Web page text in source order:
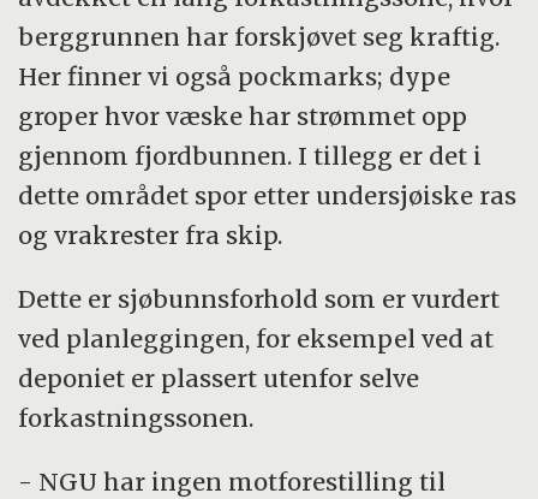
berggrunnen har forskjøvet seg kraftig.
Her finner vi også pockmarks; dype
groper hvor væske har strømmet opp
gjennom fjordbunnen. I tillegg er det i
dette området spor etter undersjøiske ras
og vrakrester fra skip.
Dette er sjøbunnsforhold som er vurdert
ved planleggingen, for eksempel ved at
deponiet er plassert utenfor selve
forkastningssonen.
- NGU har ingen motforestilling til